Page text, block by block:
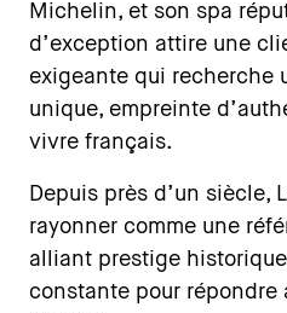
Michelin, et son spa
d’exception attire une
exigeante qui recherche
unique, empreinte
vivre français.
Depuis près d’un siècle,
rayonner comme une
alliant prestige
constante pour répondre